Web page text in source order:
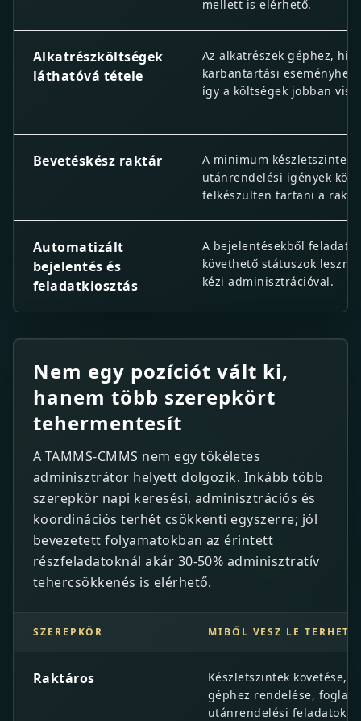
mellett is elérhető.
Alkatrészköltségek
láthatóvá tétele
Az alkatrészek géphez,
karbantartási eseményhez
így a költségek jobban
Bevetéskész raktár
A minimum készletszintek,
utánrendelési igények
felkészülten tartani a
Automatizált
bejelentés és
feladatkiosztás
A bejelentésekből
követhető státuszok
kézi adminisztrációval.
Nem egy pozíciót vált ki,
hanem több szerepkört
tehermentesít
A TAMMS-CMMS nem egy tökéletes
adminisztrátor helyett dolgozik. Inkább több
szerepkör napi keresési, adminisztrációs és
koordinációs terhét csökkenti egyszerre; jól
bevezetett folyamatokban az érintett
részfeladatoknál akár 30-50% adminisztratív
tehercsökkenés is elérhető.
SZEREPKÖR MIBŐL VESZ LE TERHET
Raktáros
Készletszintek követése,
géphez rendelése,
utánrendelési feladatok